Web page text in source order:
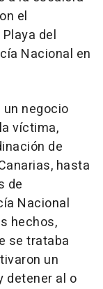
el
del
Nacional en
negocio
víctima,
de
hasta
de
Nacional
hechos,
se trataba
un
detener al o